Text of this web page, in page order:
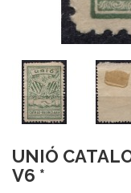
UNIÓ
V6 *